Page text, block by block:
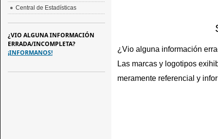
¿Vio alguna información
Las marcas y logotipos
meramente referencial y
Central de Estadísticas
¿VIO ALGUNA INFORMACIÓN
ERRADA/INCOMPLETA?
¡INFORMANOS!